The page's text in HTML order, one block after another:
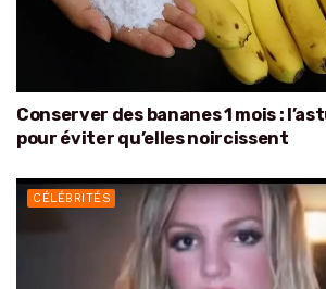
Conserver des bananes 1 mois :
pour éviter qu’elles noircissent
CÉLÉBRITÉS